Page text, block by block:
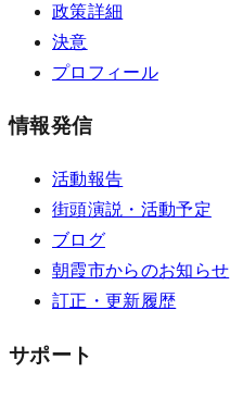
政策詳細
決意
プロフィール
情報発信
活動報告
街頭演説・活動予定
ブログ
朝霞市からのお知らせ
訂正・更新履歴
サポート